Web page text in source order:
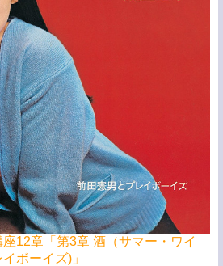
12章「 第3章 酒（サマー・ワイ
ボーイズ)」